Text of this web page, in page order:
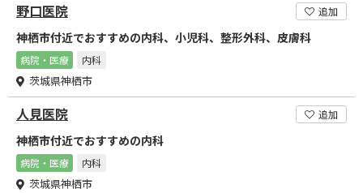
野口医院 追加
神栖市付近でおすすめの内科、小児科、整形外科、皮膚科
病院・医療 内科
茨城県神栖市
人見医院 追加
神栖市付近でおすすめの内科
病院・医療 内科
茨城県神栖市